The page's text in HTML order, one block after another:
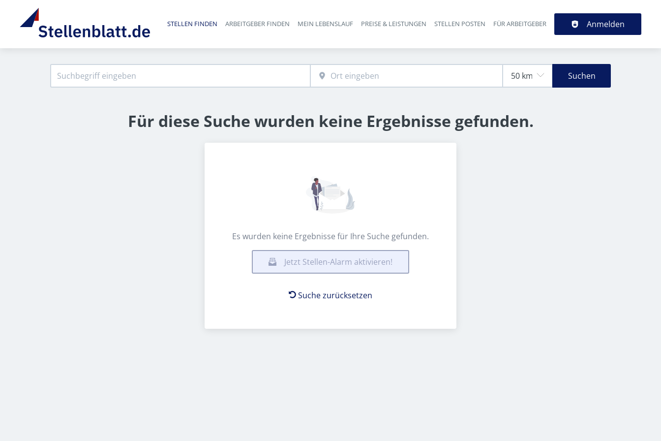
Haupt-Navigation
STELLEN FINDEN ARBEITGEBER FINDEN MEIN LEBENSLAUF PREISE & LEISTUNGEN STELLEN POSTEN FÜR ARBEITGEBER Anmelden
Suchen
Für diese Suche wurden keine Ergebnisse gefunden.
Es wurden keine Ergebnisse für Ihre Suche gefunden.
Jetzt Stellen-Alarm aktivieren!
Suche zurücksetzen